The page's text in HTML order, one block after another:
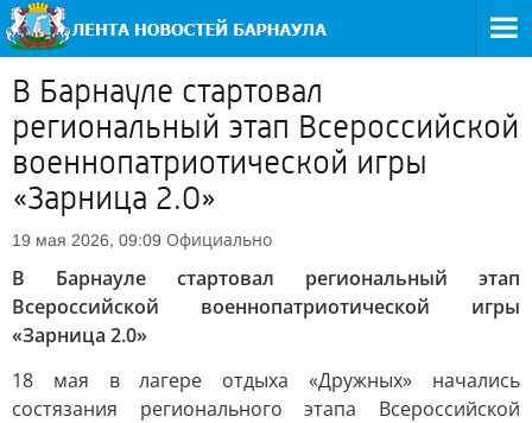
В Барнауле стартовал
региональный этап Всероссийской
военнопатриотической игры
«Зарница 2.0»
19 мая 2026, 09:09 Официально
В Барнауле стартовал региональный этап
Всероссийской военнопатриотической игры
«Зарница 2.0»
18 мая в лагере отдыха «Дружных» начались
состязания регионального этапа Всероссийской